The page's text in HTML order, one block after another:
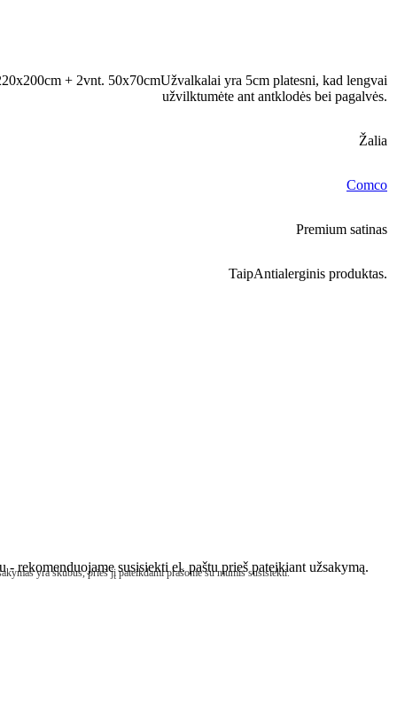
+ 2vnt. 50x70cmUžvalkalai yra 5cm platesni, kad lengvai
užvilktumėte ant antklodės bei pagalvės.
Žalia
Comco
Premium satinas
TaipAntialerginis produktas.
rekomenduojame susisiekti el. paštu prieš pateikiant užsakymą.
yra skubus, prieš jį pateikdami prašome su mumis susisiekti.